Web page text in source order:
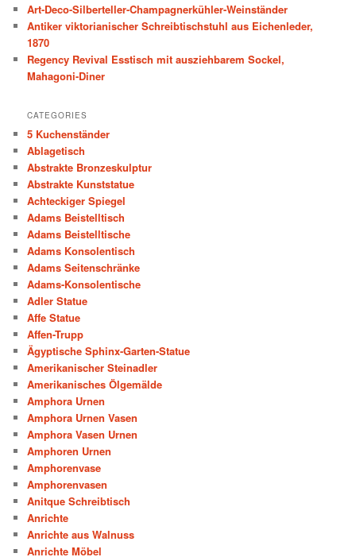
h
Art-Deco-Silberteller-Champagnerkühler-Weinständer
Antiker viktorianischer Schreibtischstuhl aus Eichenleder,
1870
Regency Revival Esstisch mit ausziehbarem Sockel,
Mahagoni-Diner
CATEGORIES
5 Kuchenständer
Ablagetisch
Abstrakte Bronzeskulptur
Abstrakte Kunststatue
Achteckiger Spiegel
Adams Beistelltisch
Adams Beistelltische
Adams Konsolentisch
Adams Seitenschränke
Adams-Konsolentische
Adler Statue
Affe Statue
Affen-Trupp
Ägyptische Sphinx-Garten-Statue
Amerikanischer Steinadler
Amerikanisches Ölgemälde
Amphora Urnen
Amphora Urnen Vasen
Amphora Vasen Urnen
Amphoren Urnen
Amphorenvase
Amphorenvasen
Anitque Schreibtisch
Anrichte
Anrichte aus Walnuss
Anrichte Möbel